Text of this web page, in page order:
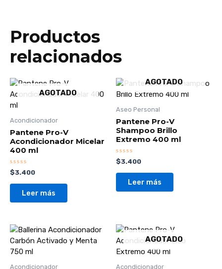
Productos
relacionados
AGOTADO
Acondicionador
Pantene Pro-V
Acondicionador Micelar
400 ml
Valorado
con
0
$3.400
Leer más
AGOTADO
Aseo Personal
Pantene Pro-V
Shampoo Brillo
Extremo 400 ml
Valorado
con
0
$3.400
Leer más
Acondicionador
AGOTADO
Acondicionador